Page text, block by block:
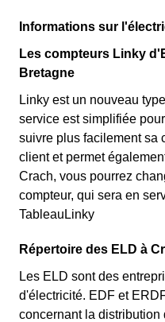
Informations sur
Les compteurs Linky
Bretagne
Linky est un nouveau
service est simplifiée
suivre plus facilement sa
client et permet
Crach, vous pourrez
compteur, qui sera en
TableauLinky
Répertoire des ELD à
Les ELD sont des
d'électricité. EDF et
concernant la distribution